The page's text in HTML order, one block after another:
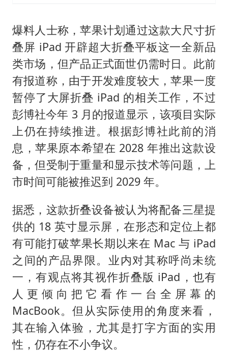
爆料人士称，苹果计划通过这款大尺寸折
叠屏 iPad 开辟超大折叠平板这一全新品
类市场，但产品正式面世仍需时日。此前
有报道称，由于开发难度较大，苹果一度
暂停了大屏折叠 iPad 的相关工作，不过
彭博社今年 3 月的报道显示，该项目实际
上仍在持续推进。根据彭博社此前的消
息，苹果原本希望在 2028 年推出这款设
备，但受制于重量和显示技术等问题，上
市时间可能被推迟到 2029 年。
据悉，这款折叠设备被认为将配备三星提
供的 18 英寸显示屏，在形态和定位上都
有可能打破苹果长期以来在 Mac 与 iPad
之间的产品界限。业内对其称呼尚未统
一，有观点将其视作折叠版 iPad，也有
人更倾向把它看作一台全屏幕的
MacBook。但从实际使用的角度来看，
其在输入体验，尤其是打字方面的实用
性，仍存在不小争议。